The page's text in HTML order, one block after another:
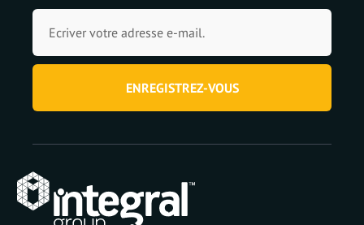
ENREGISTREZ-VOUS